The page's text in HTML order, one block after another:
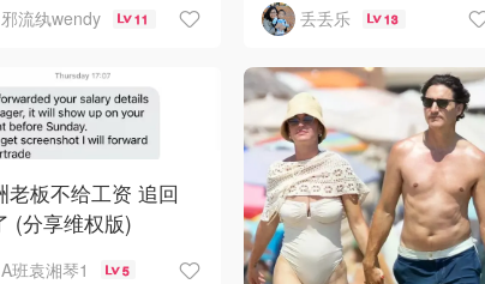
邪流纨wendy 11 丢丢乐 13
老板不给工资 追回
(分享维权版)
A班袁湘琴1 5